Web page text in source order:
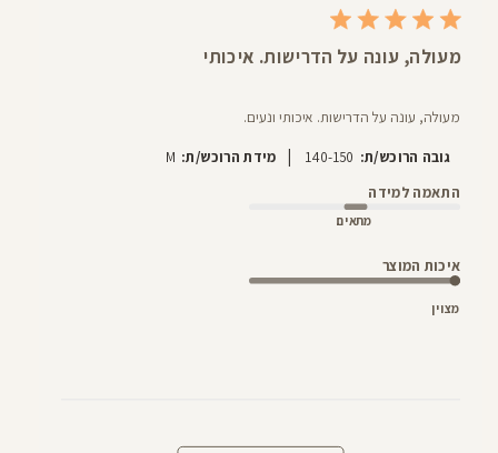
מעולה, עונה על הדרישות. איכותי
מעולה, עונה על הדרישות. איכותי ונעים.
גובה הרוכש/ת: 140-150 מידת הרוכש/ת: M
התאמה למידה
מתאים
איכות המוצר
מצוין